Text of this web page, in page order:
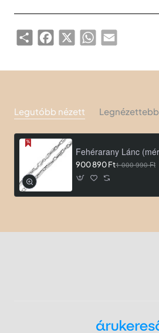
ShareFacebook
X WhatsAppEmail
Legutóbb nézett Legnézettebb
900 890 Ft1 000 990 Ft